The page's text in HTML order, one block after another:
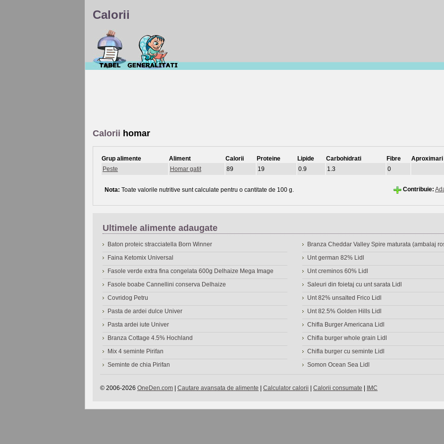
Calorii
Calorii homar
Grup alimente Aliment Calorii Proteine Lipide Carbohidrati Fibre
Aproximari
Peste
Homar gatit 89 19 0.9 1.3 0
Nota: Toate valorile nutritive sunt calculate pentru o cantitate de 100 g. Contribuie:
Ultimele alimente adaugate
Baton proteic stracciatella Born Winner
Faina Ketomix Universal
Fasole verde extra fina congelata 600g Delhaize Mega Image
Fasole boabe Cannellini conserva Delhaize
Covridog Petru
Pasta de ardei dulce Univer
Pasta ardei iute Univer
Branza Cottage 4.5% Hochland
Mix 4 seminte Pirifan
Seminte de chia Pirifan
Branza Cheddar Valley Spire maturata (ambalaj
Unt german 82% Lidl
Unt creminos 60% Lidl
Saleuri din foietaj cu unt sarata Lidl
Unt 82% unsalted Frico Lidl
Unt 82.5% Golden Hills Lidl
Chifla Burger Americana Lidl
Chifla burger whole grain Lidl
Chifla burger cu seminte Lidl
Somon Ocean Sea Lidl
© 2006-2026 OneDen.com Cautare avansata de alimente Calculator calorii Calorii consumate IMC